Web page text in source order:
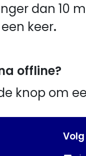
dan 10
keer.
offline?
knop om